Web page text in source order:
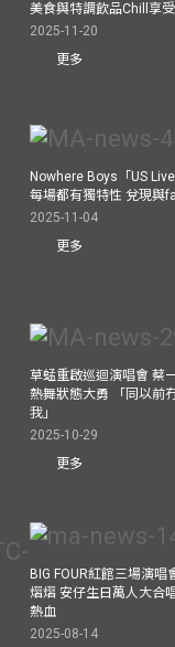
美食與特調飲品Chill享
2025-11-20
更多
Nowhere Boys「US
每場都有獨特性 兌現與
2025-11-04
更多
草蜢重啟巡迴演唱會 蔡
熱舞狀態大勇 「同以前
我」
2025-10-29
更多
BIG FOUR紅館三場演
熠熠 安仔生日萬人大合
熱血
2025-08-14